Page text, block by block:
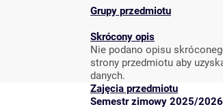
Grupy przedmiotu
Skrócony opis
Nie podano opisu
strony przedmiotu aby
danych.
Zajęcia przedmiotu
Semestr zimowy 2025/2026